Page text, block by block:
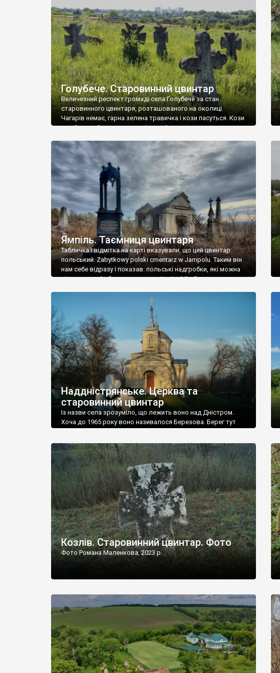
Голубече. Старовинний цвинтар
Величезний респект громаді села Голубече за стан
старовинного цвинтаря, розташованого на околиці.
Чагарів немає, гарна зелена травичка і кози пасуться. Кози
– найкращий регулятор шкідливої, для старих кладовищ,
бруньками, кози ті бруньки обгризають, бо то улюблений
делікатес. На цвинтарі у Голубечому ціла колекція
різноманітних форм хрестів. Село відносно невелике, […]
Ямпіль. Таємниця цвинтаря
Табличка і відмітка на карті вказували, що цей цвинтар
польський. Zabytkowy polski cmentarz w Jampolu. Таким він
нам себе відразу і показав: польські надгробки, які можна
віднести до фабричних, польські епітафії… Загалом цвинтар
виявилося більше семи гектарів. Перше враження про
абсолютну звичайність польського цвинтаря виявилося
оманливим – […]
Наддністрянське. Церква та
старовинний цвинтар
Із назви села зрозуміло, що лежить воно над Дністром.
Хоча до 1965 року воно називалося Березова. Берег тут
Наддністрянське відрізняється від більшості навколишніх
сіл. У селі є мурована Михайлівська церква. Точної дати […]
Козлів. Старовинний цвинтар. Фото
Фото Романа Маленкова, 2023 р.